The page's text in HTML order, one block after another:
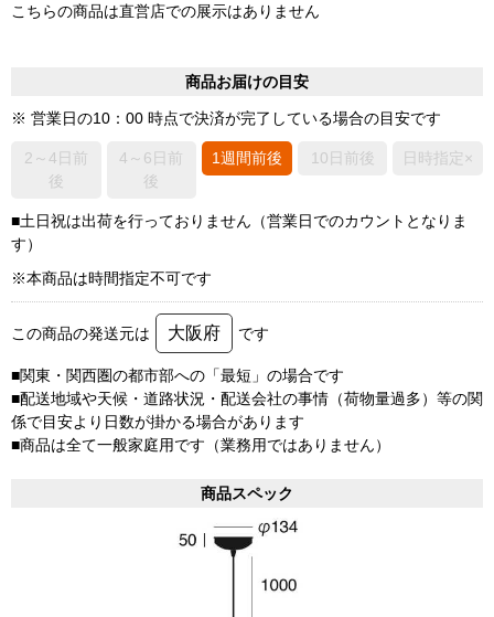
こちらの商品は直営店での展示はありません
商品お届けの目安
※ 営業日の10：00 時点で決済が完了している場合の目安です
2～4日前
後
4～6日前
後
1週間前後 10日前後 日時指定×
■土日祝は出荷を行っておりません（営業日でのカウントとなりま
す）
※本商品は時間指定不可です
この商品の発送元は 大阪府 です
■関東・関西圏の都市部への「最短」の場合です
■配送地域や天候・道路状況・配送会社の事情（荷物量過多）等の関
係で目安より日数が掛かる場合があります
■商品は全て一般家庭用です（業務用ではありません）
商品スペック